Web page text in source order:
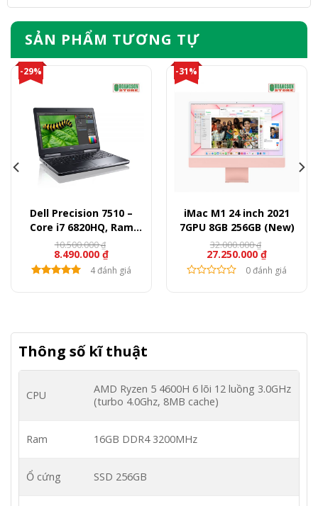
SẢN PHẨM TƯƠNG TỰ
-29%
Dell Precision 7510 –
Core i7 6820HQ, Ram
8GB, SSD 256GB, HDD
500GB, Quadro M1000,
15.6″ FullHD
8.490.000 ₫
10.500.000₫
4 đánh giá
-31%
iMac M1 24 inch 2021
7GPU 8GB 256GB (New)
27.250.000 ₫
32.000.000₫
0 đánh giá
Thông số kĩ thuật
CPU
AMD Ryzen 5 4600H 6 lõi 12 luồng 3.0GHz
(turbo 4.0Ghz, 8MB cache)
Ram 16GB DDR4 3200MHz
Ổ cứng SSD 256GB